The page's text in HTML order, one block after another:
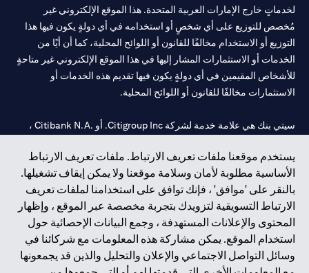
يستخدم موقعنا ملفات تعريف الارتباط. ملفات تعريف الارتباط
الأساسية مطلوبة لأمان وسلامة موقعنا ولا يمكن إيقاف تشغيلها.
بالنقر على 'موافق' ، فإنك توافق على استخدامنا لملفات تعريف
الارتباط التسويقية لتزويدك بتجربة مخصصة عبر الموقع ، وإظهار
المحتوى والإعلانات المستهدفة ، وجمع البيانات الإحصائية حول
استخدام الموقع. يمكن مشاركة هذه المعلومات مع شركائنا في
وسائل التواصل الاجتماعي والإعلان والتحليل والذين قد يجمعونها
لخدماتٍ خارج الإمارات العربية المتحدة. هذا الموقع الإلكتروني غير
مُخصص للتوزيع على أي شخصٍ أو استخدامه في أي دولةٍ يكون فيها هذا
التوزيع أو الاستخدام مخالفًا للقانون أو اللوائح المحلية، كما أن أيًا من
الخدمات أو الاستثمارات المشار إليها في هذا الموقع الإلكتروني غير متاحةٍ
للأشخاص المقيمين في أي دولةٍ يكون فيها تقديم هذه الخدمات أو
الاستثمارات مخالفًا للقانون أو اللوائح المحلية.
سيتي بنك هي علامة خدمة لشركة Citigroup Inc. أو .Citibank N.A ،
سيتي بنك إن. إيه. الإمارات مسجل لدى مصرف الإمارات المركزي تحت
أرقام التراخيص 202563 لفرع الوصل في دبي، 531989 لفرع مول
الإمارات في دبي، وCN-1002019لفرع أبوظبي. هاتف: 4000 311 04.
فرع سيتي بنك إن إيه - الإمارات العربية المتحدة مرخص من مصرف
الإمارات العربية المتحدة المركزي كفرع لبنك أجنبي.
سيتي بنك إن إيه الإمارات العربية المتحدة مرخص من هيئة الأوراق المالية